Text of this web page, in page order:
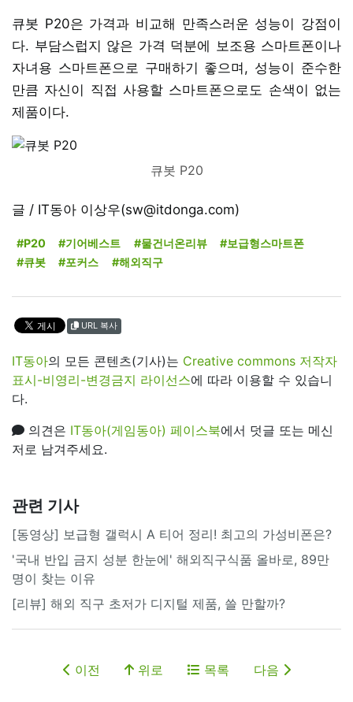
큐봇 P20은 가격과 비교해 만족스러운 성능이 강점이
다. 부담스럽지 않은 가격 덕분에 보조용 스마트폰이나
자녀용 스마트폰으로 구매하기 좋으며, 성능이 준수한
만큼 자신이 직접 사용할 스마트폰으로도 손색이 없는
제품이다.
큐봇 P20
글 / IT동아 이상우(sw@itdonga.com)
#P20 #기어베스트 #물건너온리뷰
#보급형스마트폰
#큐봇
#포커스 #해외직구
URL 복사
IT동아의 모든 콘텐츠(기사)는 Creative commons 저작자
표시-비영리-변경금지 라이선스에 따라 이용할 수 있습니
다.
의견은 IT동아(게임동아) 페이스북에서 덧글 또는 메신
저로 남겨주세요.
관련 기사
[동영상] 보급형 갤럭시 A 티어 정리! 최고의 가성비폰은?
'국내 반입 금지 성분 한눈에' 해외직구식품 올바로, 89만
명이 찾는 이유
[리뷰] 해외 직구 초저가 디지털 제품, 쓸 만할까?
이전 위로 목록 다음